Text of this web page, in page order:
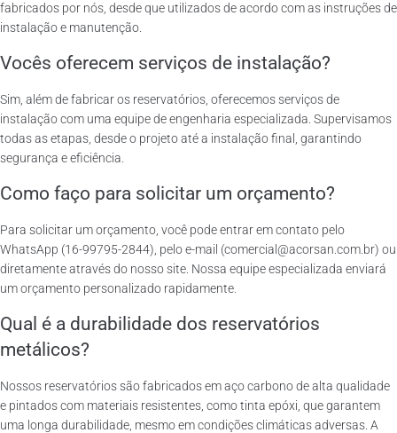
fabricados por nós, desde que utilizados de acordo com as instruções de
instalação e manutenção.
Vocês oferecem serviços de instalação?
Sim, além de fabricar os reservatórios, oferecemos serviços de
instalação com uma equipe de engenharia especializada. Supervisamos
todas as etapas, desde o projeto até a instalação final, garantindo
segurança e eficiência.
Como faço para solicitar um orçamento?
Para solicitar um orçamento, você pode entrar em contato pelo
WhatsApp (16-99795-2844), pelo e-mail (comercial@acorsan.com.br) ou
diretamente através do nosso site. Nossa equipe especializada enviará
um orçamento personalizado rapidamente.
Qual é a durabilidade dos reservatórios
metálicos?
Nossos reservatórios são fabricados em aço carbono de alta qualidade
e pintados com materiais resistentes, como tinta epóxi, que garantem
uma longa durabilidade, mesmo em condições climáticas adversas. A